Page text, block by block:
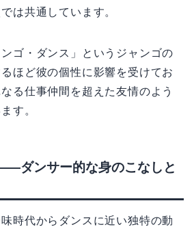
は共通しています。
ゴ・ダンス」というジャンゴの
ほど彼の個性に影響を受けてお
る仕事仲間を超えた友情のよう
す。
ダンサー的な身のこなしと
時代からダンスに近い独特の動